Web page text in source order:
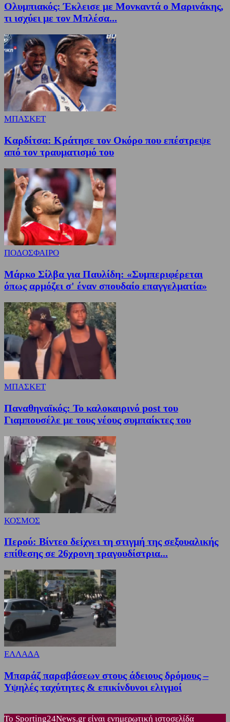
Ολυμπιακός: Έκλεισε με Μονκαντά ο Μαρινάκης,
τι ισχύει με τον Μπλέσα...
ΜΠΑΣΚΕΤ
Καρδίτσα: Κράτησε τον Οκόρο που επέστρεψε
από τον τραυματισμό του
ΠΟΔΟΣΦΑΙΡΟ
Μάρκο Σίλβα για Παυλίδη: «Συμπεριφέρεται
όπως αρμόζει σ' έναν σπουδαίο επαγγελματία»
ΜΠΑΣΚΕΤ
Παναθηναϊκός: Το καλοκαιρινό post του
Γιαμπουσέλε με τους νέους συμπαίκτες του
ΚΟΣΜΟΣ
Περού: Βίντεο δείχνει τη στιγμή της σεξουαλικής
επίθεσης σε 26χρονη τραγουδίστρια...
ΕΛΛΑΔΑ
Μπαράζ παραβάσεων στους άδειους δρόμους –
Υψηλές ταχύτητες & επικίνδυνοι ελιγμοί
Το Sporting24News.gr είναι ενημερωτική ιστοσελίδα